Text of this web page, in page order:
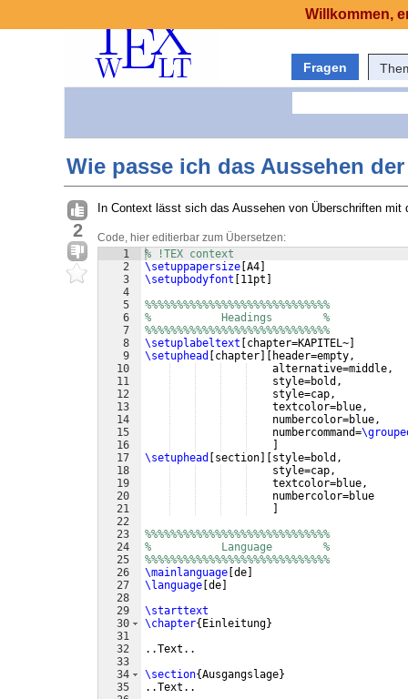
Fragen
Wie passe ich das Aussehen
2
In Context lässt sich das Aussehen von Überschriften
Code, hier editierbar zum Übersetzen:
1
2
3
4
5
6
7
8
9
10
11
12
13
14
15
16
17
18
19
20
21
22
23
24
25
26
27
28
29
30
31
32
33
34
35
% !TEX context
\setuppapersize A4
\setupbodyfont
11pt
%%%%%%%%%%%%%%%%%%%%%%%%%%%%%
%           Headings        %
%%%%%%%%%%%%%%%%%%%%%%%%%%%%%
\setuplabeltext
chapter=KAPITEL~
\setuphead
chapter
header=empty,
    alternative=middle,
    style=bold,
    textcolor=blue,
    numbercolor=blue,
    numbercommand=
\setuphead
section
style=bold,
    style=cap,
    textcolor=blue,
    numbercolor=blue
%%%%%%%%%%%%%%%%%%%%%%%%%%%%%
%           Language        %
%%%%%%%%%%%%%%%%%%%%%%%%%%%%%
\mainlanguage de
\language de
\starttext
\chapter{ Einleitung}
..Text..
\section{Ausgangslage}
..Text..
Willkommen,